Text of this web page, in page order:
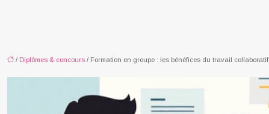
/ Diplômes & concours / Formation en groupe : les bénéfices du travail collaboratif